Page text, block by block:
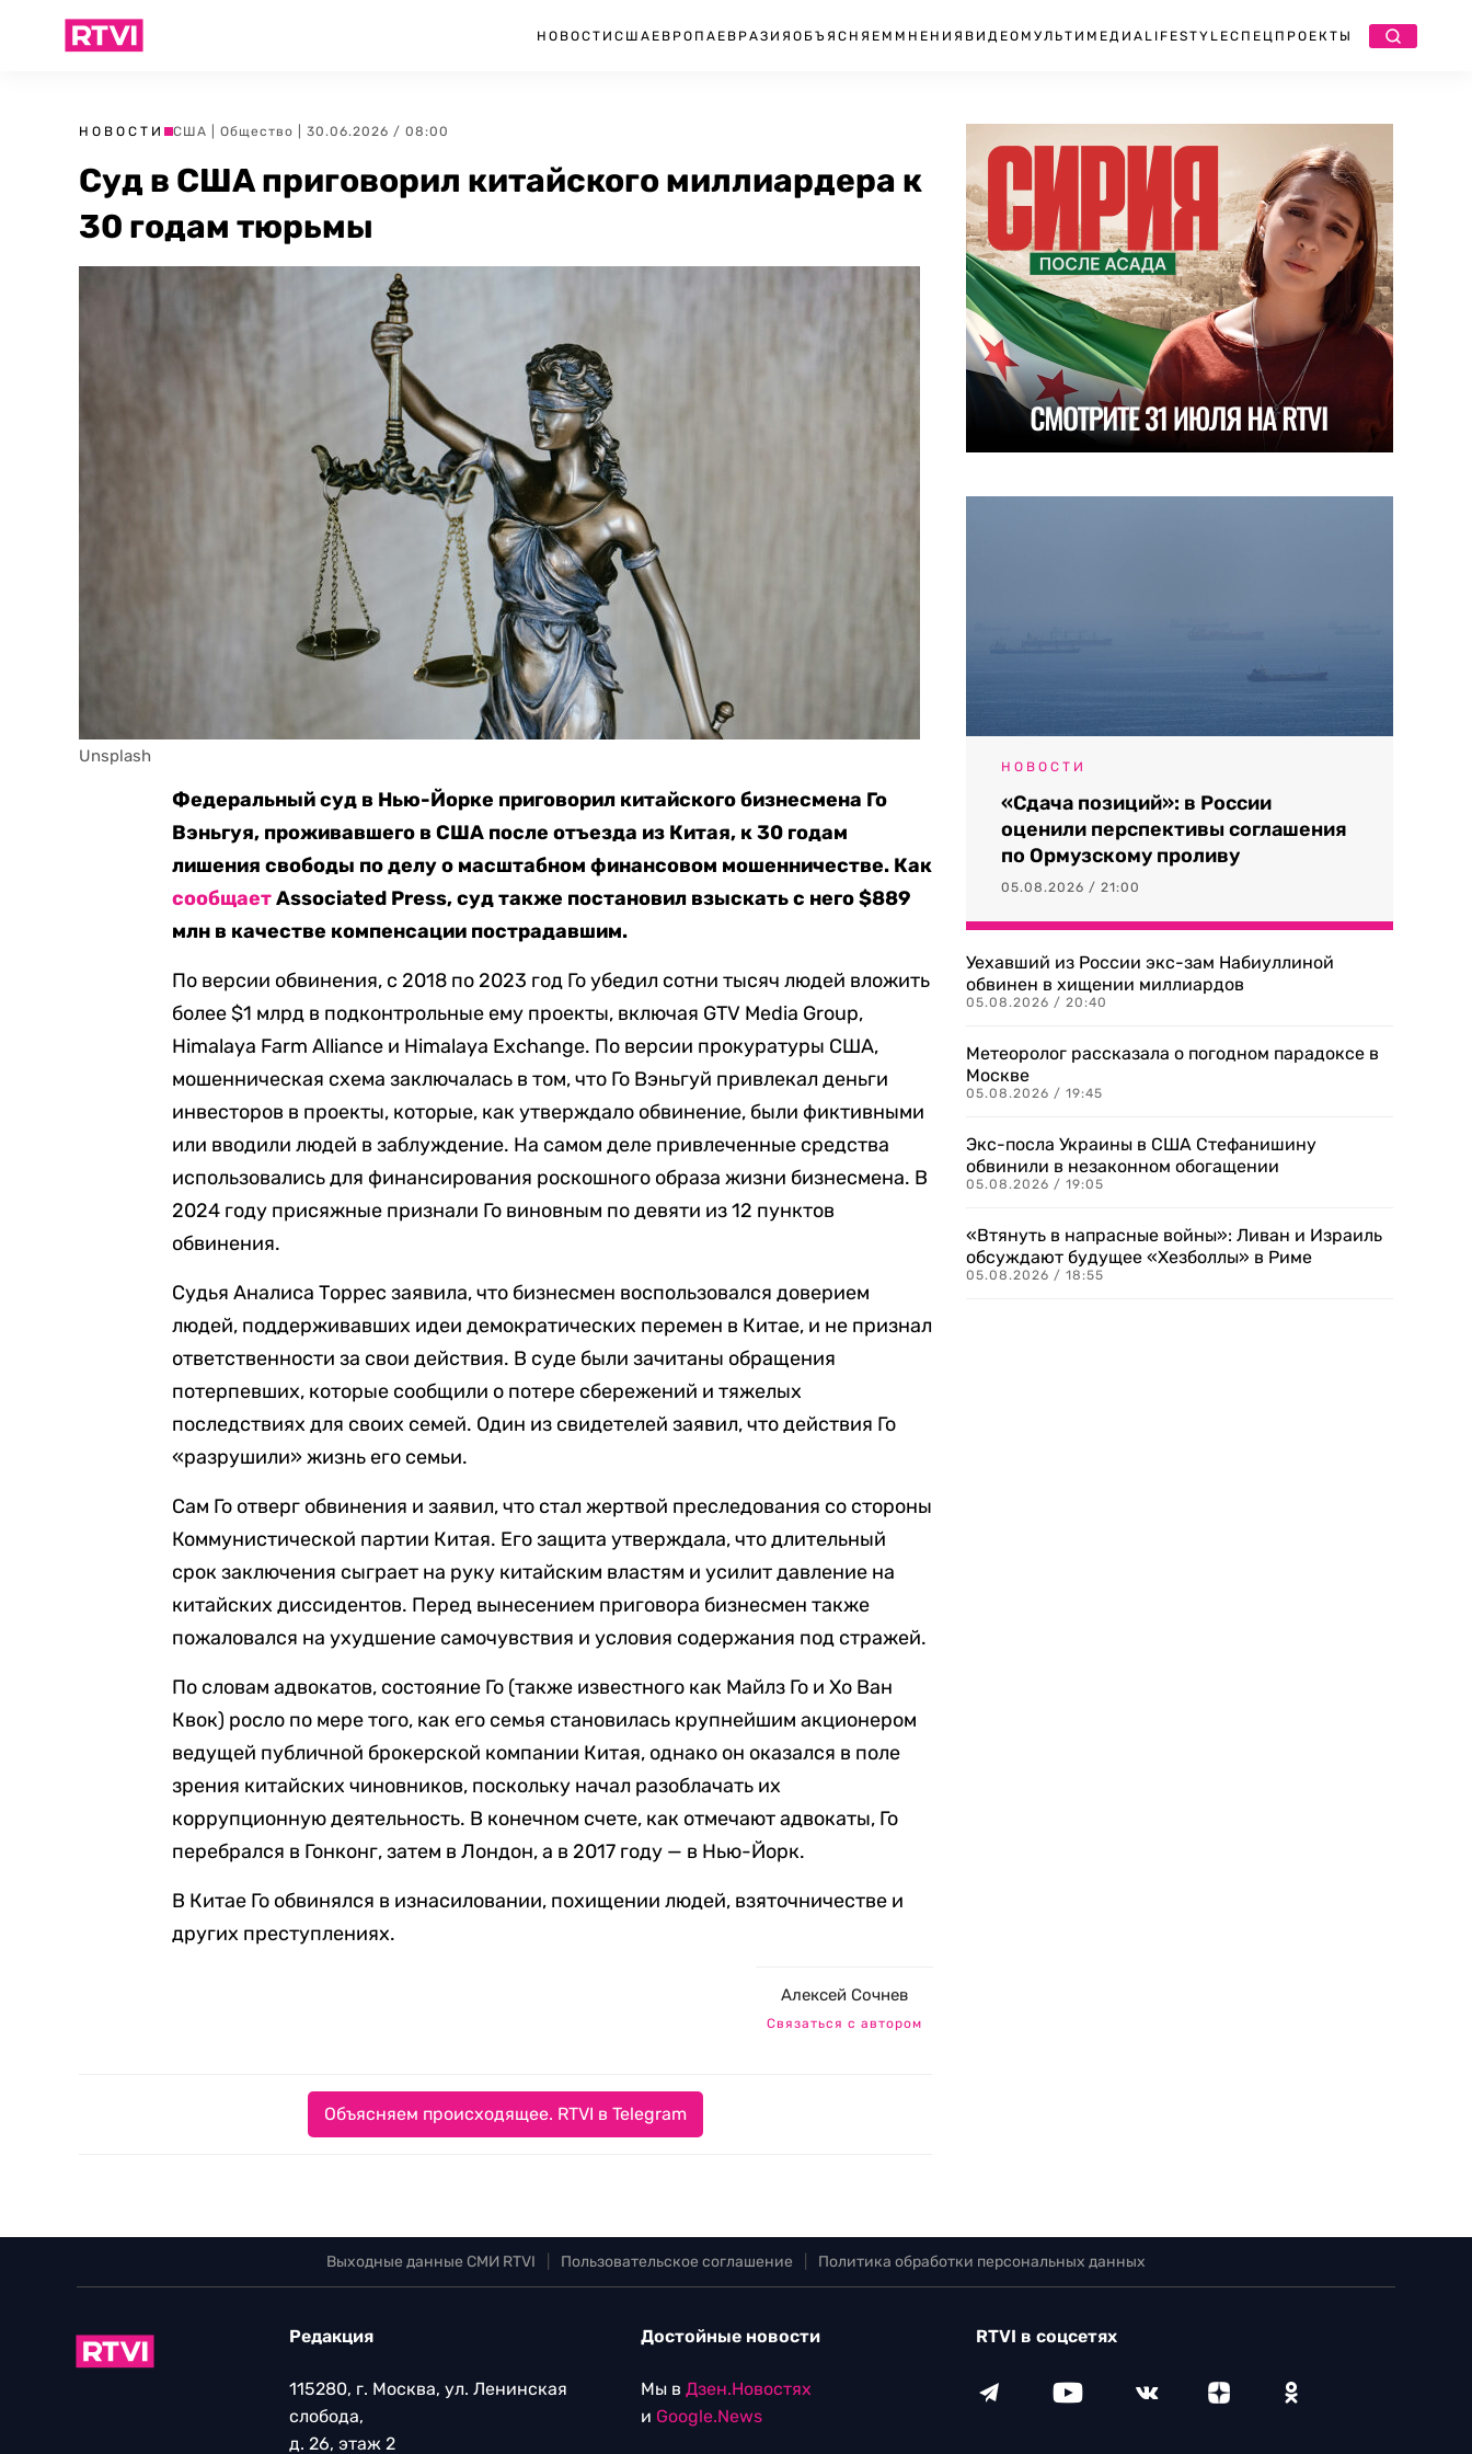
НОВОСТИ США ЕВРОПА ЕВРАЗИЯ ОБЪЯСНЯЕМ МНЕНИЯ ВИДЕО МУЛЬТИМЕДИА LIFESTYLEСПЕЦПРОЕКТЫ
НОВОСТИ США Общество | 30.06.2026 / 08:00
Суд в США приговорил китайского миллиардера к
30 годам тюрьмы
Unsplash
Федеральный суд в Нью-Йорке приговорил китайского бизнесмена Го
Вэньгуя, проживавшего в США после отъезда из Китая, к 30 годам
лишения свободы по делу о масштабном финансовом мошенничестве. Как
сообщаетAssociated Press, суд также постановил взыскать с него $889
млн в качестве компенсации пострадавшим.
По версии обвинения, с 2018 по 2023 год Го убедил сотни тысяч людей вложить
более $1 млрд в подконтрольные ему проекты, включая GTV Media Group,
Himalaya Farm Alliance и Himalaya Exchange. По версии прокуратуры США,
мошенническая схема заключалась в том, что Го Вэньгуй привлекал деньги
инвесторов в проекты, которые, как утверждало обвинение, были фиктивными
или вводили людей в заблуждение. На самом деле привлеченные средства
использовались для финансирования роскошного образа жизни бизнесмена. В
2024 году присяжные признали Го виновным по девяти из 12 пунктов
обвинения.
Судья Аналиса Торрес заявила, что бизнесмен воспользовался доверием
людей, поддерживавших идеи демократических перемен в Китае, и не признал
ответственности за свои действия. В суде были зачитаны обращения
потерпевших, которые сообщили о потере сбережений и тяжелых
последствиях для своих семей. Один из свидетелей заявил, что действия Го
«разрушили» жизнь его семьи.
Сам Го отверг обвинения и заявил, что стал жертвой преследования со стороны
Коммунистической партии Китая. Его защита утверждала, что длительный
срок заключения сыграет на руку китайским властям и усилит давление на
китайских диссидентов. Перед вынесением приговора бизнесмен также
пожаловался на ухудшение самочувствия и условия содержания под стражей.
По словам адвокатов, состояние Го (также известного как Майлз Го и Хо Ван
Квок) росло по мере того, как его семья становилась крупнейшим акционером
ведущей публичной брокерской компании Китая, однако он оказался в поле
зрения китайских чиновников, поскольку начал разоблачать их
коррупционную деятельность. В конечном счете, как отмечают адвокаты, Го
перебрался в Гонконг, затем в Лондон, а в 2017 году — в Нью-Йорк.
В Китае Го обвинялся в изнасиловании, похищении людей, взяточничестве и
других преступлениях.
Алексей Сочнев
Связаться с автором
Объясняем происходящее. RTVI в Telegram
НОВОСТИ
«Сдача позиций»: в России
оценили перспективы соглашения
по Ормузскому проливу
05.08.2026 / 21:00
Уехавший из России экс-зам Набиуллиной
обвинен в хищении миллиардов
05.08.2026 / 20:40
Метеоролог рассказала о погодном парадоксе в
Москве
05.08.2026 / 19:45
Экс-посла Украины в США Стефанишину
обвинили в незаконном обогащении
05.08.2026 / 19:05
«Втянуть в напрасные войны»: Ливан и Израиль
обсуждают будущее «Хезболлы» в Риме
05.08.2026 / 18:55
Выходные данные СМИ RTVI Пользовательское соглашение Политика обработки персональных данных
Редакция
115280, г. Москва, ул. Ленинская
слобода,
д. 26, этаж 2
Достойные новости
Мы в Дзен.Новостях
и Google.News
RTVI в соцсетях